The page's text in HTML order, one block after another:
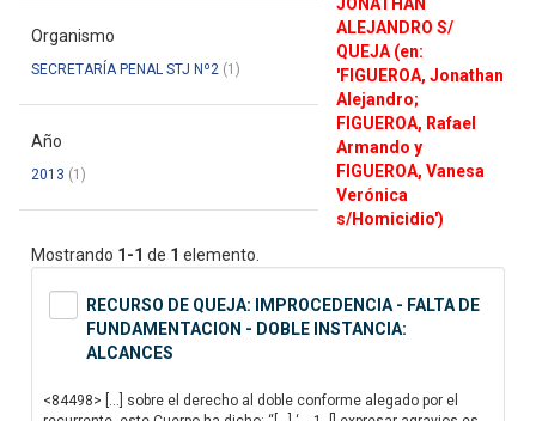
Organismo
SECRETARÍA PENAL STJ Nº2 (1)
Año
2013 (1)
JONATHAN
ALEJANDRO S/
QUEJA (en:
'FIGUEROA, Jonathan
Alejandro;
FIGUEROA, Rafael
Armando y
FIGUEROA, Vanesa
Verónica
s/Homicidio')
Mostrando 1-1 de 1 elemento.
RECURSO DE QUEJA: IMPROCEDENCIA - FALTA DE
FUNDAMENTACION - DOBLE INSTANCIA:
ALCANCES
<84498> […] sobre el derecho al doble conforme alegado por el